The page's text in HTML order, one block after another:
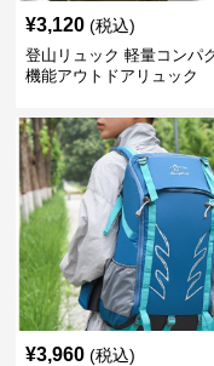
¥3,120 (税込)
登山リュック 軽量コンパ
機能アウトドアリュック
¥3,960 (税込)